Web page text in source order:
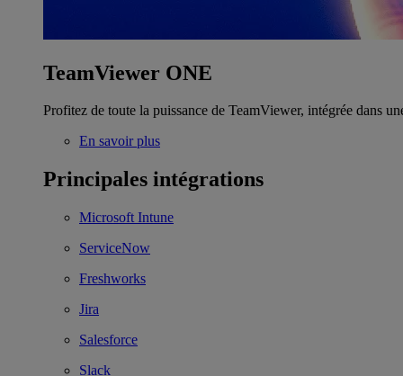
TeamViewer ONE
Profitez de toute la puissance de TeamViewer, intégrée dans
En savoir plus
Principales intégrations
Microsoft Intune
ServiceNow
Freshworks
Jira
Salesforce
Slack